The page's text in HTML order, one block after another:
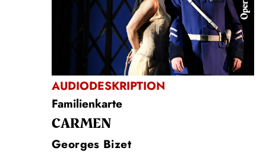
Oper
AUDIODESKRIPTION
Familienkarte
CARMEN
Georges Bizet